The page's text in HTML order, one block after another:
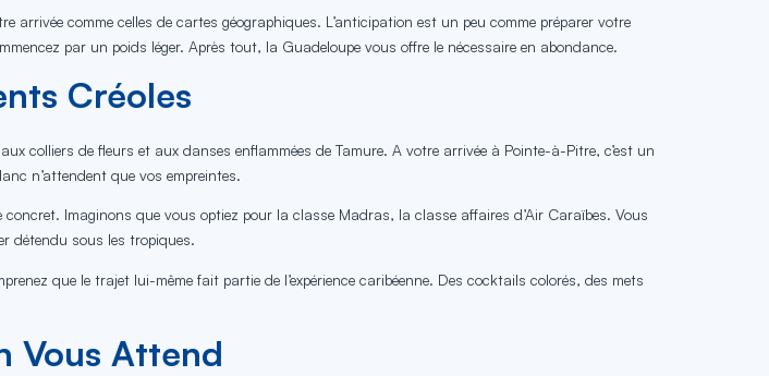
comme celles de cartes géographiques. L’anticipation est un peu comme préparer votre
par un poids léger. Après tout, la Guadeloupe vous offre le nécessaire en abondance.
Créoles
colliers de fleurs et aux danses enflammées de Tamure. A votre arrivée à Pointe-à-Pitre, c’est un
n’attendent que vos empreintes.
Imaginons que vous optiez pour la classe Madras, la classe affaires d’Air Caraïbes. Vous
détendu sous les tropiques.
que le trajet lui-même fait partie de l’expérience caribéenne. Des cocktails colorés, des mets
Vous Attend